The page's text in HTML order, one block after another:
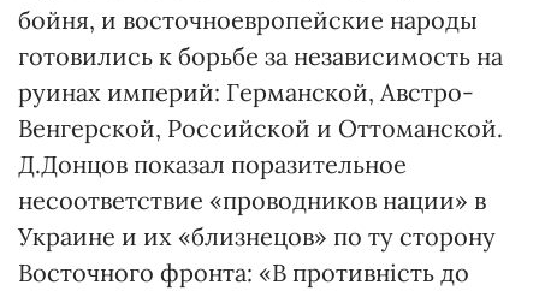
бойня, и восточноевропейские народы
готовились к борьбе за независимость на
руинах империй: Германской, Австро-
Венгерской, Российской и Оттоманской.
Д.Донцов показал поразительное
несоответствие «проводников нации» в
Украине и их «близнецов» по ту сторону
Восточного фронта: «В противність до